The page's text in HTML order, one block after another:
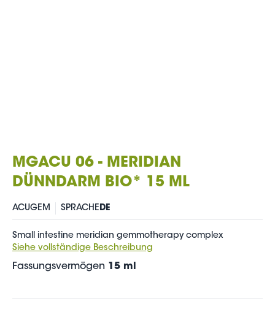
MGACU 06 - MERIDIAN
DÜNNDARM BIO* 15 ML
ACUGEM SPRACHEDE
Small intestine meridian gemmotherapy complex
Siehe vollständige Beschreibung
Fassungsvermögen 15 ml